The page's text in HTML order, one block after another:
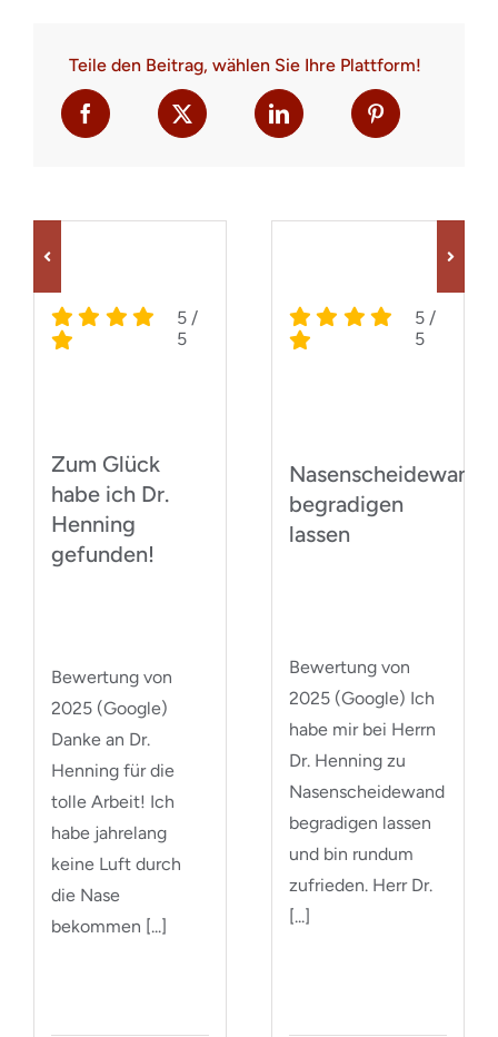
Teile den Beitrag, wählen Sie Ihre Plattform!
5/
Zum Glück
habe ich Dr.
Henning
gefunden!
Bewertung von
2025 (Google)
Danke an Dr.
Henning für die
tolle Arbeit! Ich
habe jahrelang
keine Luft durch
die Nase
bekommen [...]
5/
Nasenscheidewand
begradigen
lassen
Bewertung von
2025 (Google) Ich
habe mir bei Herrn
Dr. Henning zu
Nasenscheidewand
begradigen lassen
und bin rundum
zufrieden. Herr Dr.